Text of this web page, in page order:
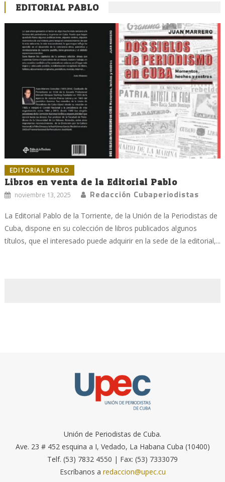
EDITORIAL PABLO
EDITORIAL PABLO
Libros en venta de la Editorial Pablo
noviembre 13, 2025 Redacción Cubaperiodistas
La Editorial Pablo de la Torriente, de la Unión de la Periodistas de
Cuba, dispone en su colección de libros publicados algunos
títulos, que el interesado puede adquirir en la sede de la editorial,...
Unión de Periodistas de Cuba.
Ave. 23 # 452 esquina a I, Vedado, La Habana Cuba (10400)
Telf. (53) 7832 4550 | Fax: (53) 7333079
Escríbanos a redaccion@upec.cu